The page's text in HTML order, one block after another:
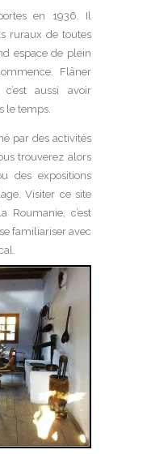
en 1936. Il
ruraux de toutes
espace de plein
Flâner
aussi avoir
le temps.
par des activités
trouverez alors
des expositions
Visiter ce site
Roumanie, c’est
familiariser avec